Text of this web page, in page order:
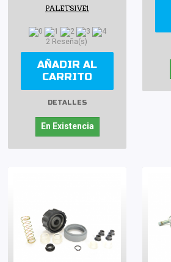
PALETSIVE1
2 Reseña(s)
AÑADIR AL
CARRITO
DETALLES
En Existencia